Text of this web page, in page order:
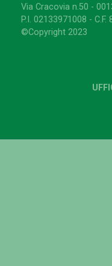
Via Cracovia n.50 -
P.I. 02133971008 -
©Copyright 2023